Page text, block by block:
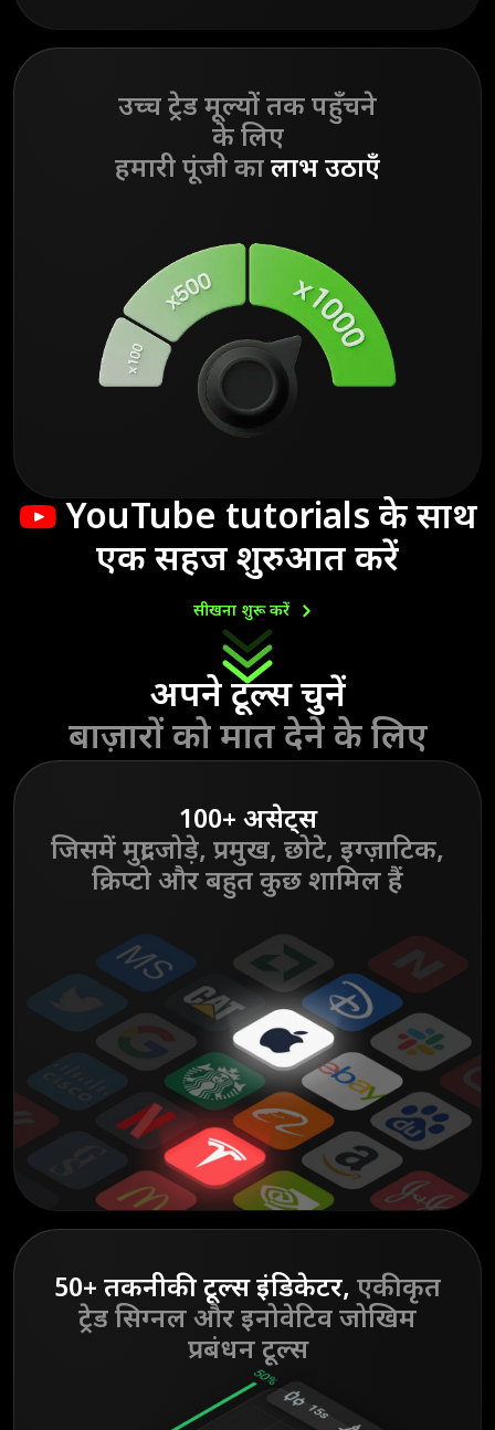
उच्च ट्रेड मूल्यों तक पहुँचने
के लिए
हमारी पूंजी कालाभ उठाएँ
YouTube tutorials के साथ
एक सहज शुरुआत करें
सीखना शुरूकरें
अपने टूल्स चुनें
बाज़ारों को मात देने के लिए
100+ असेट्स
जिसमें मुद्रा जोड़े, प्रमुख, छोटे, इग्ज़ाटिक,
क्रिप्टो और बहुत कुछ शामिल हैं
50+ तकनीकी टूल्स इंडिकेटर, एकीकृत
ट्रेडसिग्नल और इनोवेटिव जोखिम
प्रबंधन टूल्स